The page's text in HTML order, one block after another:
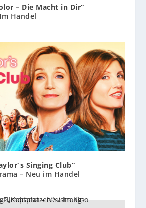
– Die Macht in Dir“
Handel
Singing Club“
– Neu im Handel